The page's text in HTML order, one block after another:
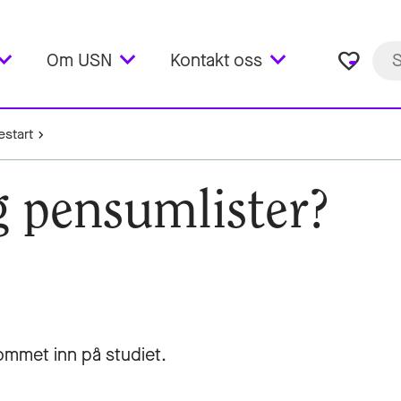
Om USN Kontakt oss favorite_border
inn på studiet.